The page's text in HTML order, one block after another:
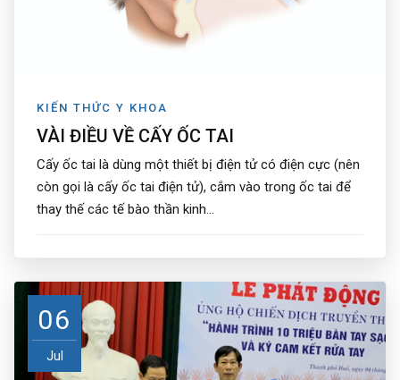
KIẾN THỨC Y KHOA
VÀI ĐIỀU VỀ CẤY ỐC TAI
Cấy ốc tai là dùng một thiết bị điện tử có điện cực (nên
còn gọi là cấy ốc tai điện tử), cắm vào trong ốc tai để
thay thế các tế bào thần kinh...
06
Jul